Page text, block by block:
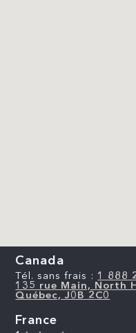
Canada
Tél. sans frais : 1 888
135 rue Main, North
Québec, J0B 2C0
France